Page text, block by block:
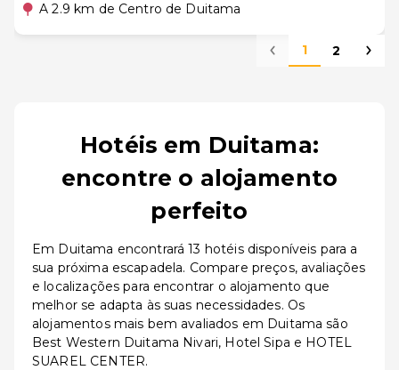
A 2.9 km de Centro de Duitama
1 2
Hotéis em Duitama:
encontre o alojamento
perfeito
Em Duitama encontrará 13 hotéis disponíveis para a
sua próxima escapadela. Compare preços, avaliações
e localizações para encontrar o alojamento que
melhor se adapta às suas necessidades. Os
alojamentos mais bem avaliados em Duitama são
Best Western Duitama Nivari, Hotel Sipa e HOTEL
SUAREL CENTER.